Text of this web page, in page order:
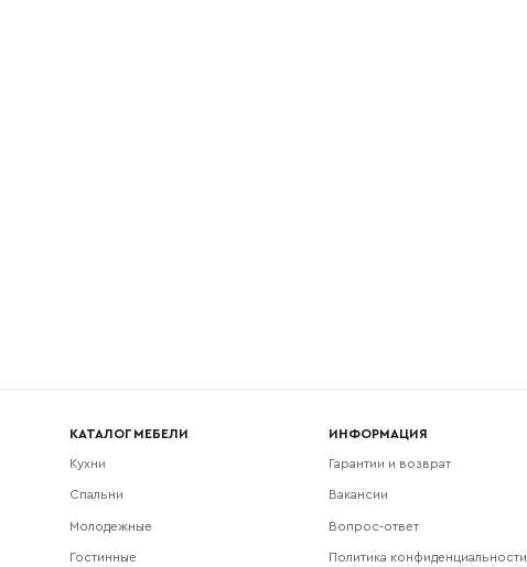
КАТАЛОГ МЕБЕЛИ
Кухни
Спальни
Молодежные
Гостинные
ИНФОРМАЦИЯ
Гарантии и возврат
Вакансии
Вопрос-ответ
Политика конфиденциальности